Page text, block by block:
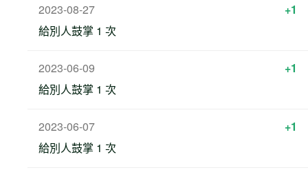
2023-08-27
+1
給別人鼓掌 1 次
2023-06-09
+1
給別人鼓掌 1 次
2023-06-07
+1
給別人鼓掌 1 次